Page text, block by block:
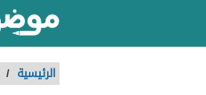
الرئيسية /